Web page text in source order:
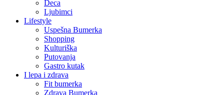
Deca
Ljubimci
Lifestyle
Uspešna Bumerka
Shopping
Kulturiška
Putovanja
Gastro kutak
I lepa i zdrava
Fit bumerka
Zdrava Bumerka